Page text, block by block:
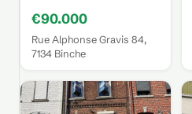
€90.000
Rue Alphonse Gravis 84,
7134 Binche